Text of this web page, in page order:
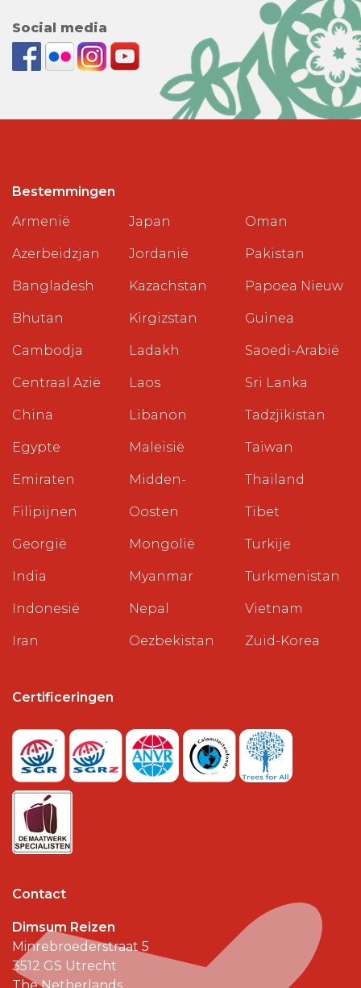
Social media
Bestemmingen
Armenië
Azerbeidzjan
Bangladesh
Bhutan
Cambodja
Centraal Azië
China
Egypte
Emiraten
Filipijnen
Georgië
India
Indonesië
Iran
Japan
Jordanië
Kazachstan
Kirgizstan
Ladakh
Laos
Libanon
Maleisië
Midden-
Oosten
Mongolië
Myanmar
Nepal
Oezbekistan
Oman
Pakistan
Papoea Nieuw
Guinea
Saoedi-Arabië
Sri Lanka
Tadzjikistan
Taiwan
Thailand
Tibet
Turkije
Turkmenistan
Vietnam
Zuid-Korea
Certificeringen
Contact
Dimsum Reizen
Minrebroederstraat 5
3512 GS Utrecht